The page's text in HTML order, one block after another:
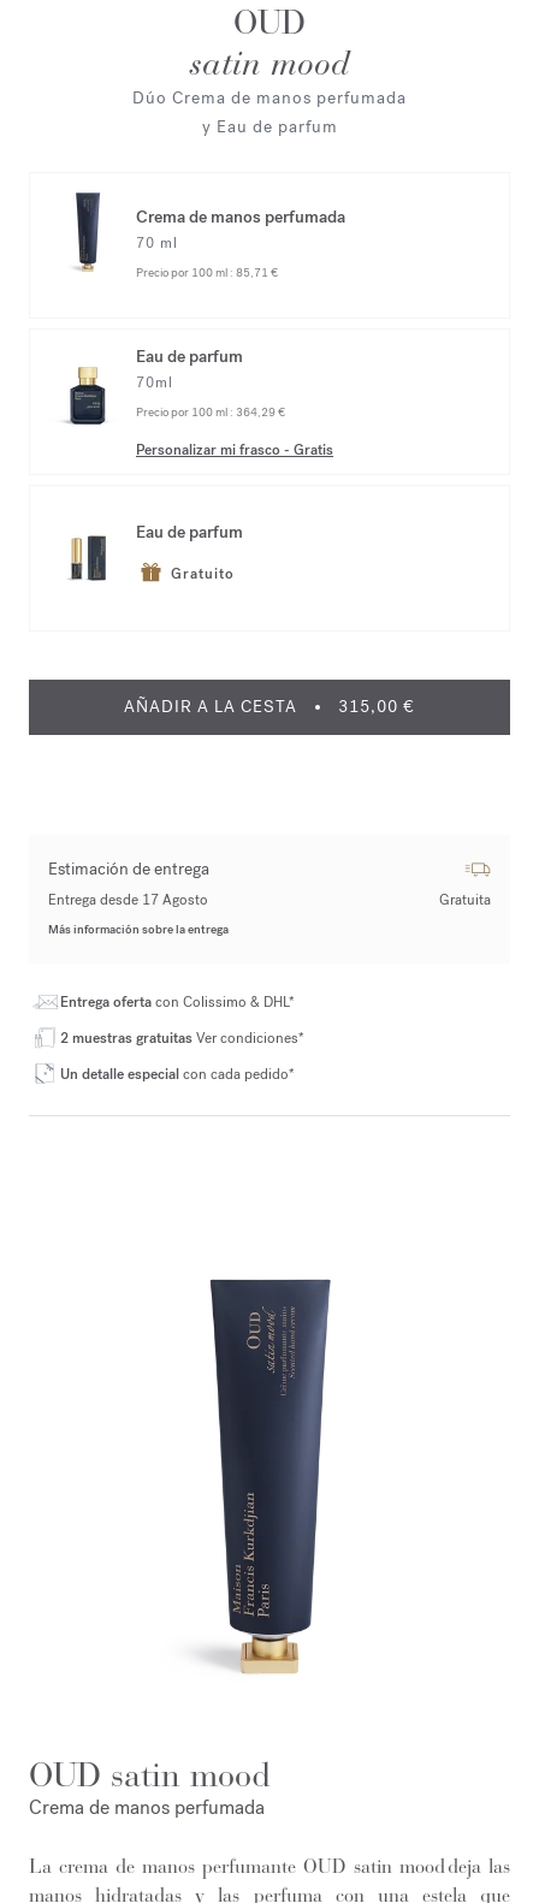
OUD
satin mood
Dúo Crema de manos perfumada
y Eau de parfum
Crema de manos perfumada
70 ml
Precio por 100 ml : 85,71 €
Eau de parfum
70ml
Precio por 100 ml : 364,29 €
Personalizar mi frasco - Gratis
Eau de parfum
Gratuito
AÑADIR A LA CESTA 315,00 €
Estimación de entrega
Entrega desde 17 Agosto Gratuita
Más información sobre la entrega
Entrega ofertacon Colissimo & DHL*
2 muestras gratuitasVer condiciones*
Un detalle especialcon cada pedido*
OUD satin mood
Crema de manos perfumada
La crema de manos perfumante OUD satin mood deja las
manos hidratadas y las perfuma con una estela que